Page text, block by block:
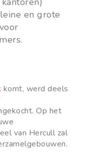
en grote
komt, werd deels
Op het
van Hercull zal